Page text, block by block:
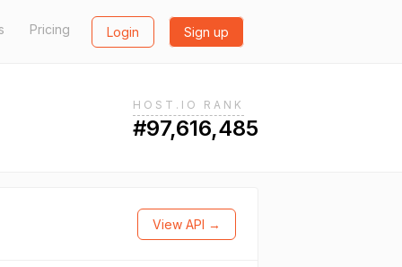
Pricing Login Sign up
HOST.IO RANK
#97,616,485
View API →